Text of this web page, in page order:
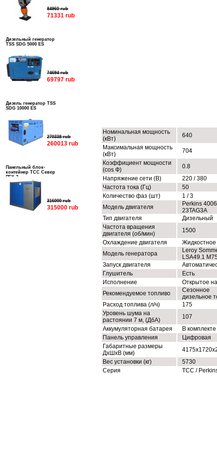
84960 rub
71331 rub
Дизельный генератор
TSS SDG 5000 ES
74694 rub
69797 rub
Дизель генератор TSS
SDG 10000 ES
270338 rub
260013 rub
Панельный блок-
контейнер ТСС Север
ПБК-3
316000 rub
315000 rub
Номинальная мощность
(кВт)
640
Максимальная мощность
(кВт)
704
Коэффициент мощности
(cos Ф)
0.8
Напряжение сети (В)
220 / 380
Частота тока (Гц)
50
Количество фаз (шт)
1 / 3
Модель двигателя
Perkins 4006
23TAG3A
Тип двигателя
Дизельный
Частота вращения
двигателя (об/мин)
1500
Охлаждение двигателя
Жидкостное
Модель генератора
Leroy
LSA49.1
Запуск двигателя
Глушитель
Есть
Исполнение
Открытое
Рекомендуемое топливо
Сезонное
дизельное
Расход топлива (л/ч)
175
Уровень шума на
растоянии 7 м, (ДбА)
107
Аккумуляторная батарея
В комплекте
Панель управления
Цифровая
Габаритные размеры
ДхШхВ (мм)
Вес установки (кг)
5730
Серия
ТСС /